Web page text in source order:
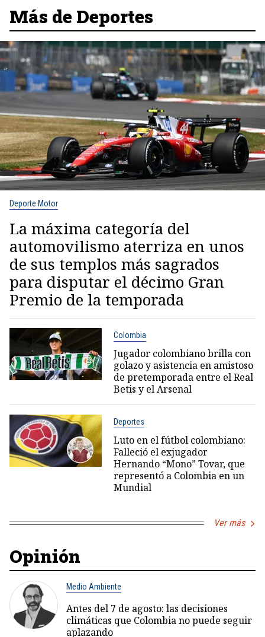
Más de Deportes
Deporte Motor
La máxima categoría del
automovilismo aterriza en unos
de sus templos más sagrados
para disputar el décimo Gran
Premio de la temporada
Colombia
Jugador colombiano brilla con
golazo y asistencia en amistoso
de pretemporada entre el Real
Betis y el Arsenal
Deportes
Luto en el fútbol colombiano:
Falleció el exjugador
Hernando “Mono” Tovar, que
representó a Colombia en un
Mundial
Ver más
Opinión
Medio Ambiente
Antes del 7 de agosto: las decisiones
climáticas que Colombia no puede seguir
aplazando